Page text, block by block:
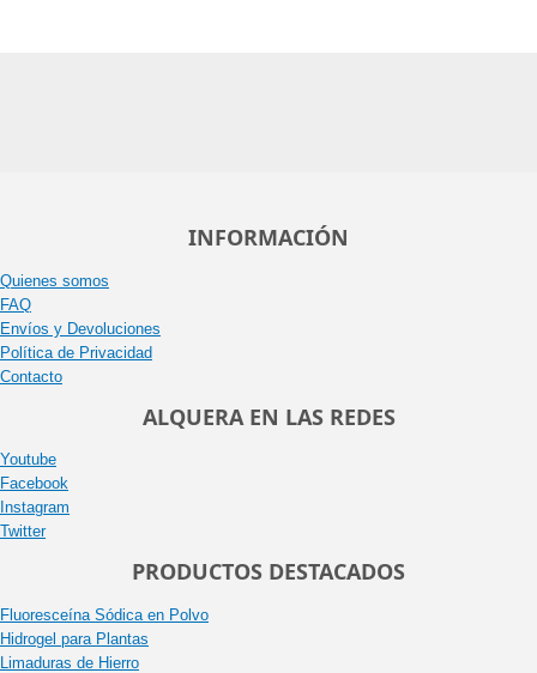
INFORMACIÓN
Quienes somos
FAQ
Envíos y Devoluciones
Política de Privacidad
Contacto
ALQUERA EN LAS REDES
Youtube
Facebook
Instagram
Twitter
PRODUCTOS DESTACADOS
Fluoresceína Sódica en Polvo
Hidrogel para Plantas
Limaduras de Hierro